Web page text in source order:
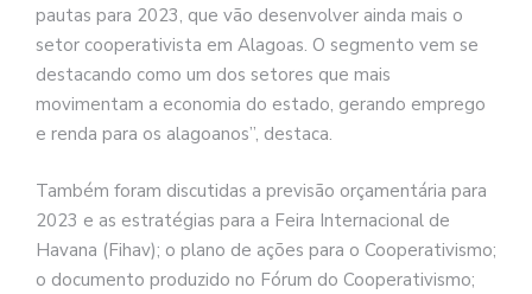
pautas para 2023, que vão desenvolver ainda mais o
setor cooperativista em Alagoas. O segmento vem se
destacando como um dos setores que mais
movimentam a economia do estado, gerando emprego
e renda para os alagoanos”, destaca.
Também foram discutidas a previsão orçamentária para
2023 e as estratégias para a Feira Internacional de
Havana (Fihav); o plano de ações para o Cooperativismo;
o documento produzido no Fórum do Cooperativismo;